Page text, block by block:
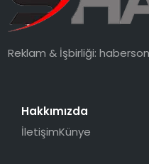
Reklam & İşbirliği:
Hakkımızda
İletişimKünye